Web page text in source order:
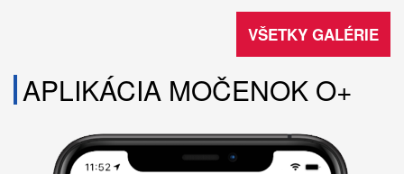
VŠETKY GALÉRIE
APLIKÁCIA MOČENOK O+